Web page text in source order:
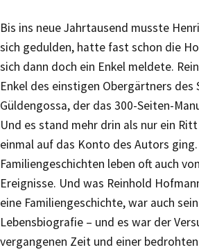
Bis ins neue Jahrtausend musste
sich gedulden, hatte fast schon die
sich dann doch ein Enkel meldete.
Enkel des einstigen Obergärtners des
Güldengossa, der das 300-Seiten-
Und es stand mehr drin als nur ein
einmal auf das Konto des Autors
Familiengeschichten leben oft auch
Ereignisse. Und was Reinhold
eine Familiengeschichte, war auch
Lebensbiografie – und es war der
vergangenen Zeit und einer